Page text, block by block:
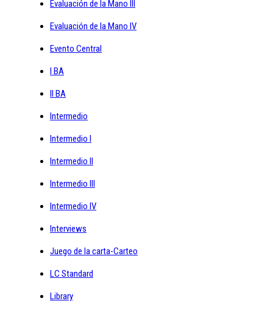
Evaluación de la Mano III
Evaluación de la Mano IV
Evento Central
I BA
II BA
Intermedio
Intermedio I
Intermedio II
Intermedio III
Intermedio IV
Interviews
Juego de la carta-Carteo
LC Standard
Library